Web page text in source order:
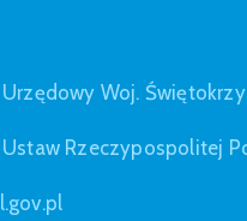
Woj.
Rzeczypospolitej